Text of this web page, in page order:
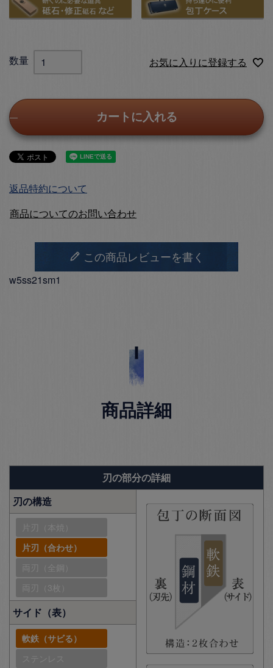
お気に入りに登録する
カートに入れる
返品特約について
商品についてのお問い合わせ
この商品レビューを書く
w5ss21sm1
商品詳細
刃の部分の詳細
刃の構造
片刃（本焼）
片刃（合わせ）
両刃（全鋼）
両刃（3枚）
サイド（表）
軟鉄（サビる）
ステンレス